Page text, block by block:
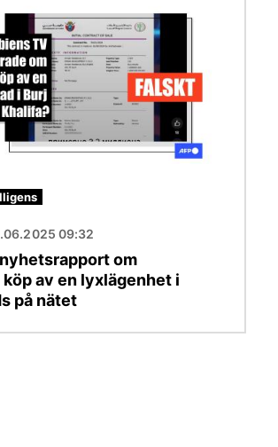
09:32
om
av en lyxlägenhet i
på nätet